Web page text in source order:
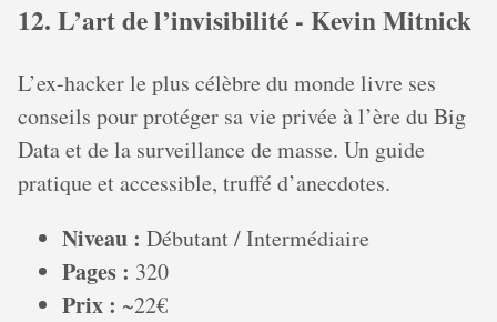
12. L’art de l’invisibilité - Kevin Mitnick
L’ex-hacker le plus célèbre du monde livre ses
conseils pour protéger sa vie privée à l’ère du Big
Data et de la surveillance de masse. Un guide
pratique et accessible, truffé d’anecdotes.
Niveau : Débutant / Intermédiaire
Pages : 320
Prix : ~22€